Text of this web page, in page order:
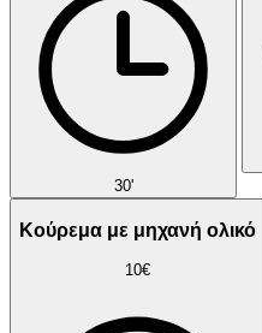
30'
Κούρεμα με μηχανή ολικό
10€